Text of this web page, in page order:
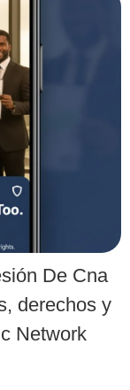
De Cna
derechos y
Network